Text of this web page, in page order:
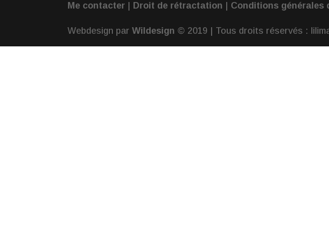
Me contacter Droit de rétractation Conditions générales
Webdesign parWildesign © 2019 | Tous droits réservés :